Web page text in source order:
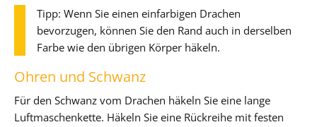
Tipp: Wenn Sie einen einfarbigen Drachen
bevorzugen, können Sie den Rand auch in derselben
Farbe wie den übrigen Körper häkeln.
Ohren und Schwanz
Für den Schwanz vom Drachen häkeln Sie eine lange
Luftmaschenkette. Häkeln Sie eine Rückreihe mit festen